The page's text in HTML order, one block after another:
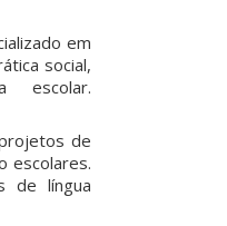
em
social,
escolar.
de
escolares.
de língua